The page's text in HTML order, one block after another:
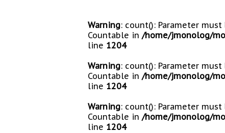
Warning: count(): Parameter
Countable in /home/jmonolog/
line 1204
Warning: count(): Parameter
Countable in /home/jmonolog/
line 1204
Warning: count(): Parameter
Countable in /home/jmonolog/
line 1204